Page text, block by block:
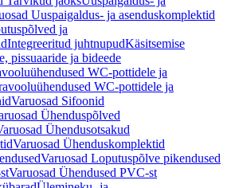
Uuspaigaldus- ja asenduskomplektid
ja
Integreeritud juhtnupudKäsitsemise
pissuaaride ja bideede
WC-pottidele ja
WC-pottidele ja
Varuosad Sifoonid
Ühenduspõlved
Ühendusotsakud
Varuosad Ühenduskomplektid
Varuosad Loputuspõlve pikendused
Varuosad Ühendused PVC-st